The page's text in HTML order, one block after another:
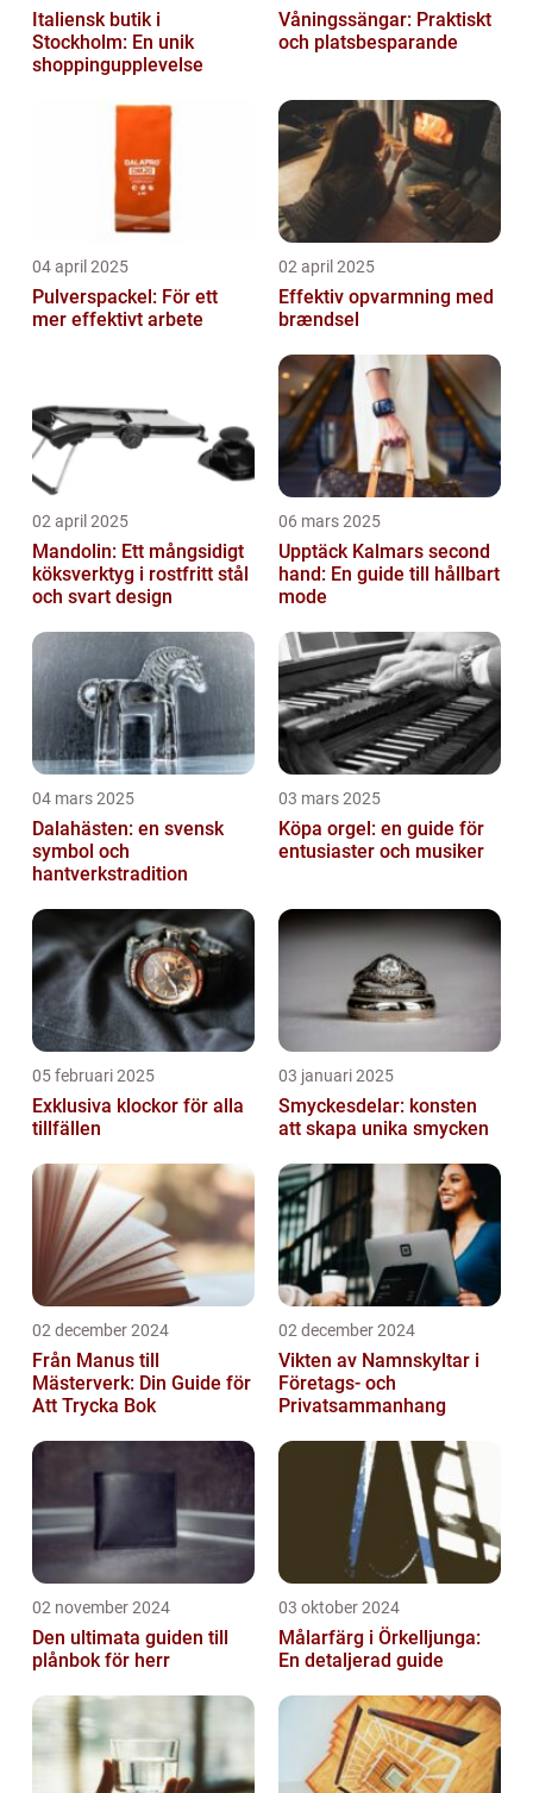
Italiensk butik i
Stockholm: En unik
shoppingupplevelse
Våningssängar: Praktiskt
och platsbesparande
04 april 2025
Pulverspackel: För ett
mer effektivt arbete
02 april 2025
Effektiv opvarmning med
brændsel
02 april 2025
Mandolin: Ett mångsidigt
köksverktyg i rostfritt stål
och svart design
06 mars 2025
Upptäck Kalmars second
hand: En guide till hållbart
mode
04 mars 2025
Dalahästen: en svensk
symbol och
hantverkstradition
03 mars 2025
Köpa orgel: en guide för
entusiaster och musiker
05 februari 2025
Exklusiva klockor för alla
tillfällen
03 januari 2025
Smyckesdelar: konsten
att skapa unika smycken
02 december 2024
Från Manus till
Mästerverk: Din Guide för
Att Trycka Bok
02 december 2024
Vikten av Namnskyltar i
Företags- och
Privatsammanhang
02 november 2024
Den ultimata guiden till
plånbok för herr
03 oktober 2024
Målarfärg i Örkelljunga:
En detaljerad guide